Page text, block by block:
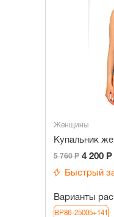
Женщины
Купальник
5 760 Р 4 200 Р
Быстрый
Варианты
BP86-25005+141